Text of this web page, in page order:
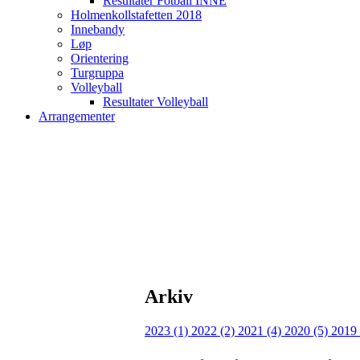
Holmenkollstafetten 2018
Innebandy
Løp
Orientering
Turgruppa
Volleyball
Resultater Volleyball
Arrangementer
Arkiv
2023 (1) 2022 (2) 2021 (4) 2020 (5) 2019